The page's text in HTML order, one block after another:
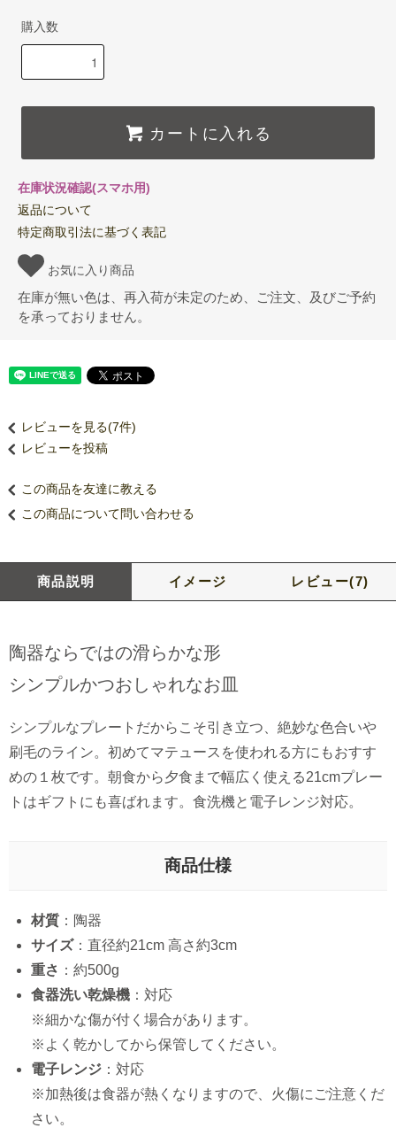
購入数
カートに入れる
在庫状況確認(スマホ用)
返品について
特定商取引法に基づく表記
お気に入り商品
在庫が無い色は、再入荷が未定のため、ご注文、及びご予約
を承っておりません。
レビューを見る(7件)
レビューを投稿
この商品を友達に教える
この商品について問い合わせる
商品説明 イメージ レビュー(7)
陶器ならではの滑らかな形
シンプルかつおしゃれなお皿
シンプルなプレートだからこそ引き立つ、絶妙な色合いや
刷毛のライン。初めてマテュースを使われる方にもおすす
めの１枚です。朝食から夕食まで幅広く使える21cmプレー
トはギフトにも喜ばれます。食洗機と電子レンジ対応。
商品仕様
材質 ：陶器
サイズ：直径約21cm 高さ約3cm
重さ ：約500g
食器洗い乾燥機 ：対応
※細かな傷が付く場合があります。
※よく乾かしてから保管してください。
電子レンジ ：対応
※加熱後は食器が熱くなりますので、火傷にご注意くだ
さい。